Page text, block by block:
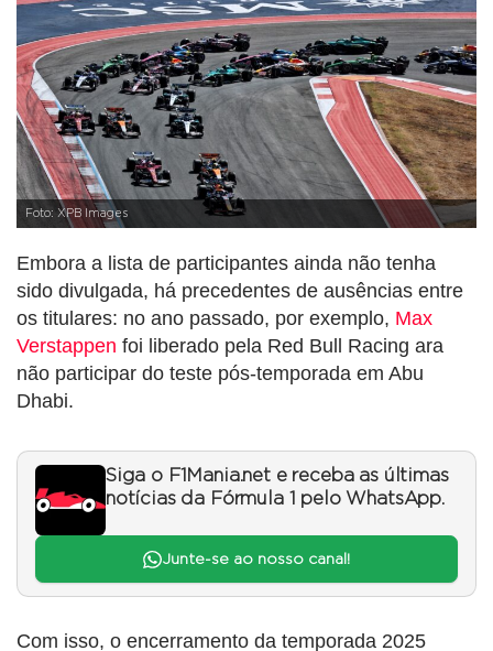
Foto: XPB Images
Embora a lista de participantes ainda não tenha
sido divulgada, há precedentes de ausências entre
os titulares: no ano passado, por exemplo, Max
Verstappen foi liberado pela Red Bull Racing ara
não participar do teste pós-temporada em Abu
Dhabi.
Siga o F1Mania.net e receba as últimas
notícias da Fórmula 1 pelo WhatsApp.
Junte-se ao nosso canal!
Com isso, o encerramento da temporada 2025